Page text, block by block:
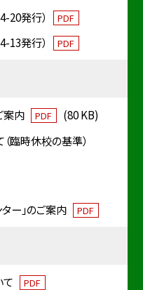
20発行） PDF
13発行） PDF
案内 PDF
(80 KB)
臨時休校の基準）
ー」のご案内 PDF
PDF